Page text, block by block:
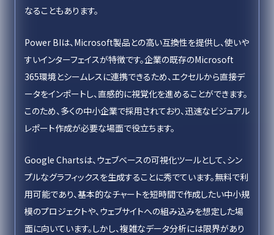
なることもあります。
Power BIは、Microsoft製品との高い互換性を提供し、使いや
すいインターフェイスが特徴です。企業の既存のMicrosoft
365環境とシームレスに連携できるため、エクセルから直接デ
ータをインポートし、直感的に視覚化を進めることができます。
このため、多くの中小企業で採用されており、迅速なビジュアル
レポート作成が必要な場面で役立ちます。
Google Chartsは、ウェブベースの可視化ツールとして、シン
プルなグラフィックスを生成することに秀でています。無料で利
用可能であり、基本的なチャートを短時間で作成したい中小規
模のプロジェクトや、ウェブサイトへの組み込みを想定した場
面に向いています。しかし、複雑なデータ分析には限界があり